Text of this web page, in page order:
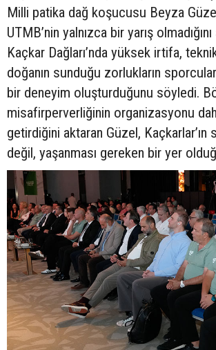
Milli patika dağ koşucusu Beyza
UTMB’nin yalnızca bir yarış
Kaçkar Dağları’nda yüksek irtifa,
doğanın sunduğu zorlukların
bir deneyim oluşturduğunu söyledi.
misafirperverliğinin organizasyonu
getirdiğini aktaran Güzel, Kaçkarlar’ın
değil, yaşanması gereken bir yer